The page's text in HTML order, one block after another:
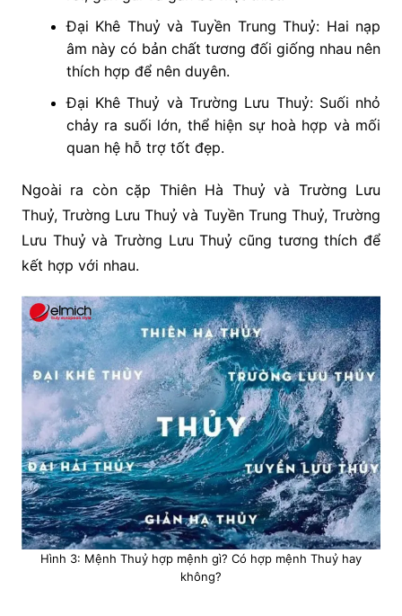
Đại Khê Thuỷ và Tuyền Trung Thuỷ: Hai nạp
âm này có bản chất tương đối giống nhau nên
thích hợp để nên duyên.
Đại Khê Thuỷ và Trường Lưu Thuỷ: Suối nhỏ
chảy ra suối lớn, thể hiện sự hoà hợp và mối
quan hệ hỗ trợ tốt đẹp.
Ngoài ra còn cặp Thiên Hà Thuỷ và Trường Lưu
Thuỷ, Trường Lưu Thuỷ và Tuyền Trung Thuỷ, Trường
Lưu Thuỷ và Trường Lưu Thuỷ cũng tương thích để
kết hợp với nhau.
Hình 3: Mệnh Thuỷ hợp mệnh gì? Có hợp mệnh Thuỷ hay
không?